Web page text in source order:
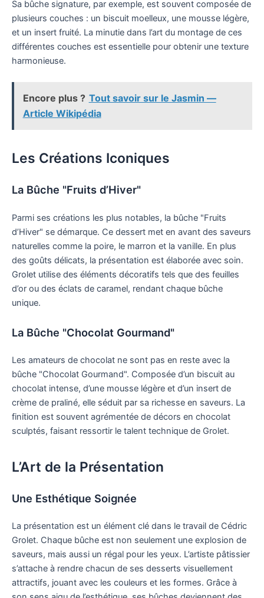
Sa bûche signature, par exemple, est souvent composée de
plusieurs couches : un biscuit moelleux, une mousse légère,
et un insert fruité. La minutie dans l’art du montage de ces
différentes couches est essentielle pour obtenir une texture
harmonieuse.
Encore plus ? Tout savoir sur le Jasmin —
Article Wikipédia
Les Créations Iconiques
La Bûche "Fruits d’Hiver"
Parmi ses créations les plus notables, la bûche "Fruits
d’Hiver" se démarque. Ce dessert met en avant des saveurs
naturelles comme la poire, le marron et la vanille. En plus
des goûts délicats, la présentation est élaborée avec soin.
Grolet utilise des éléments décoratifs tels que des feuilles
d’or ou des éclats de caramel, rendant chaque bûche
unique.
La Bûche "Chocolat Gourmand"
Les amateurs de chocolat ne sont pas en reste avec la
bûche "Chocolat Gourmand". Composée d’un biscuit au
chocolat intense, d’une mousse légère et d’un insert de
crème de praliné, elle séduit par sa richesse en saveurs. La
finition est souvent agrémentée de décors en chocolat
sculptés, faisant ressortir le talent technique de Grolet.
L’Art de la Présentation
Une Esthétique Soignée
La présentation est un élément clé dans le travail de Cédric
Grolet. Chaque bûche est non seulement une explosion de
saveurs, mais aussi un régal pour les yeux. L’artiste pâtissier
s’attache à rendre chacun de ses desserts visuellement
attractifs, jouant avec les couleurs et les formes. Grâce à